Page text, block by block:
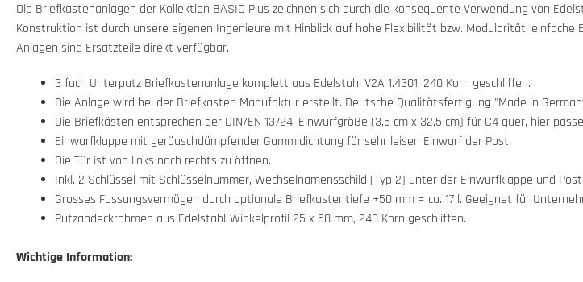
Die Briefkastenanlagen der Kollektion BASIC Plus zeichnen sich durch die konsequente Verwendung von
Konstruktion ist durch unsere eigenen Ingenieure mit Hinblick auf hohe Flexibilität bzw. Modularität,
Anlagen sind Ersatzteile direkt verfügbar.
3 fach Unterputz Briefkastenanlage komplett aus Edelstahl V2A 1.4301, 240 Korn geschliffen.
Die Anlage wird bei der Briefkasten Manufaktur erstellt. Deutsche Qualitätsfertigung "Made in
Die Briefkästen entsprechen der DIN/EN 13724. Einwurfgröße (3,5 cm x 32,5 cm) für C4 quer, hier
Einwurfklappe mit geräuschdämpfender Gummidichtung für sehr leisen Einwurf der Post.
Die Tür ist von links nach rechts zu öffnen.
Inkl. 2 Schlüssel mit Schlüsselnummer, Wechselnamensschild (Typ 2) unter der Einwurfklappe und
Grosses Fassungsvermögen durch optionale Briefkastentiefe +50 mm = ca. 17 l. Geeignet für
Putzabdeckrahmen aus Edelstahl-Winkelprofil 25 x 58 mm, 240 Korn geschliffen.
Wichtige Information: